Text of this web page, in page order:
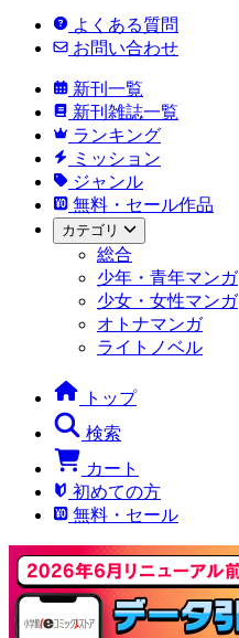
よくある質問
お問い合わせ
新刊一覧
新刊雑誌一覧
ランキング
ミッション
ジャンル
無料・セール作品
カテゴリ
総合
少年・青年マンガ
少女・女性マンガ
オトナマンガ
ライトノベル
トップ
検索
カート
初めての方
無料・セール